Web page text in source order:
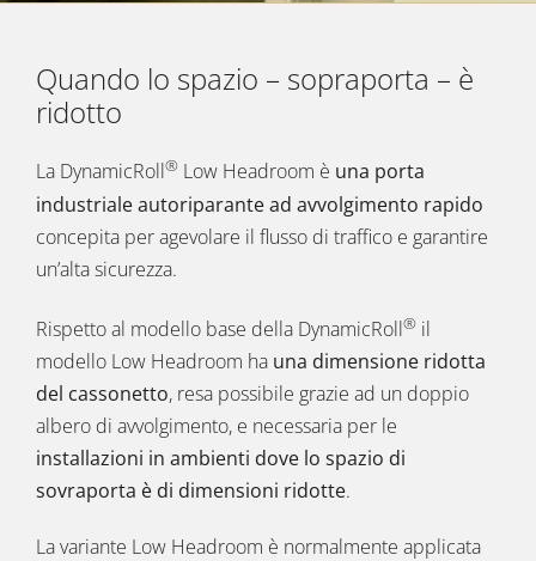
Quando lo spazio – sopraporta – è
ridotto
La DynamicRoll® Low Headroom è una porta
industriale autoriparante ad avvolgimento rapido
concepita per agevolare il flusso di traffico e garantire
un’alta sicurezza.
Rispetto al modello base della DynamicRoll® il
modello Low Headroom ha una dimensione ridotta
del cassonetto, resa possibile grazie ad un doppio
albero di avvolgimento, e necessaria per le
installazioni in ambienti dove lo spazio di
sovraporta è di dimensioni ridotte.
La variante Low Headroom è normalmente applicata